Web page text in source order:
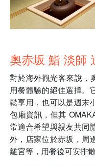
奧赤坂 鮨 淡師
對於海外觀光客來說，
用餐體驗的絕佳選擇。
鬆享用，也可以是週末
包廂資訊，但其
常適合希望與親友共同
外，店家位於赤坂，周
離宮等，用餐後可安排